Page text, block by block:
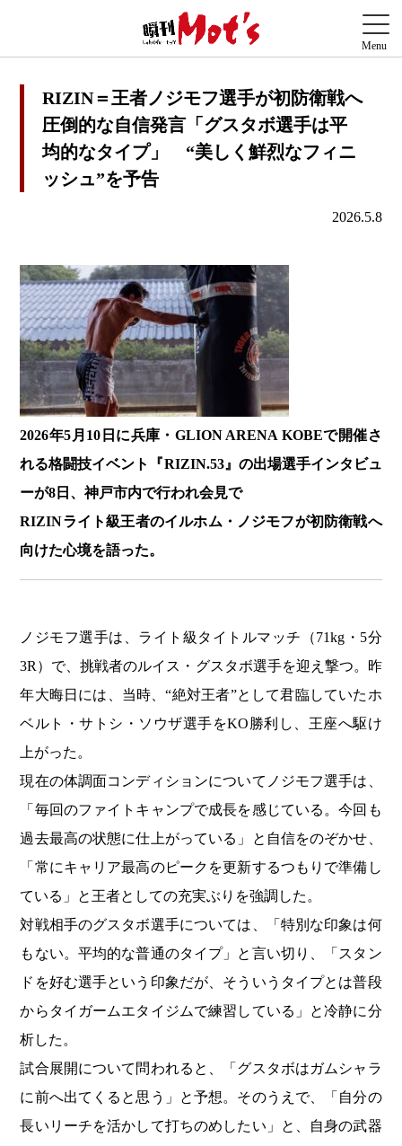
RIZIN＝王者ノジモフ選手が初防衛戦へ
圧倒的な自信発言「グスタボ選手は平
均的なタイプ」 “美しく鮮烈なフィニ
ッシュ”を予告
2026.5.8
2026年5月10日に兵庫・ GLION ARENA KOBEで開催さ
れる格闘技イベント『RIZIN.53』の出場選手インタビュ
ーが8日、神戸市内で行われ会見で
RIZINライト級王者のイルホム・ノジモフが初防衛戦へ
向けた心境を語った。
ノジモフ選手は、ライト級タイトルマッチ（71kg・5分
3R）で、挑戦者のルイス・グスタボ選手を迎え撃つ。昨
年大晦日には、当時、“絶対王者”として君臨していた ホ
ベルト・サトシ・ソウザ選手をKO勝利し、王座へ駆け
上がった。
現在の体調面コンディションについてノジモフ選手は、
「毎回のファイトキャンプで成長を感じている。今回も
過去最高の状態に仕上がっている」と自信をのぞかせ、
「常にキャリア最高のピークを更新するつもりで準備し
ている」と王者としての充実ぶりを強調した。
対戦相手のグスタボ選手については、「特別な印象は何
もない。平均的な普通のタイプ」と言い切り、「スタン
ドを好む選手という印象だが、そういうタイプとは普段
からタイガームエタイジムで練習している」と冷静に分
析した。
試合展開について問われると、「グスタボはガムシャラ
に前へ出てくると思う」と予想。そのうえで、「自分の
長いリーチを活かして打ちのめしたい」と、自身の武器